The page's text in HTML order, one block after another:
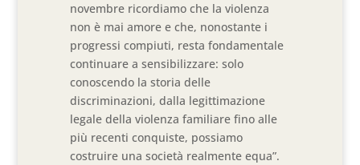
novembre ricordiamo che la violenza
non è mai amore e che, nonostante i
progressi compiuti, resta fondamentale
continuare a sensibilizzare: solo
conoscendo la storia delle
discriminazioni, dalla legittimazione
legale della violenza familiare fino alle
più recenti conquiste, possiamo
costruire una società realmente equa”.